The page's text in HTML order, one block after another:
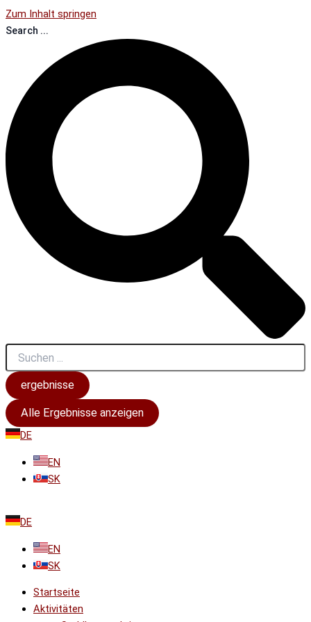
Zum Inhalt springen
Search ...
ergebnisse
Alle Ergebnisse anzeigen
DE
EN
SK
DE
EN
SK
Startseite
Aktivitäten